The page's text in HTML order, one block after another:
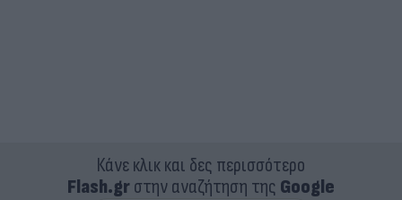
Κάνε κλικ και δες περισσότερο
Flash.grστην αναζήτηση της Google